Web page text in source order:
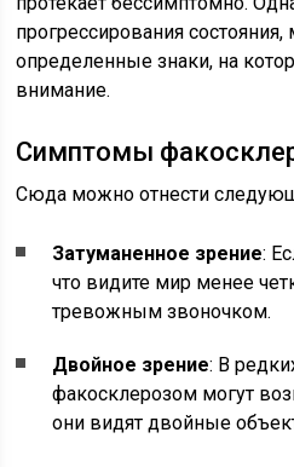
прогрессирования состояния,
определенные знаки, на
внимание.
Симптомы
Сюда можно отнести
Затуманенное зрение:
что видите мир менее
тревожным звоночком.
Двойное зрение: В
факосклерозом могут
они видят двойные